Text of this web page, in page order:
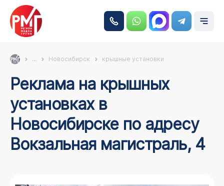
... Новосибирск крышные установки
Реклама на крышных
установках в
Новосибирске по адресу
Вокзальная магистраль, 4